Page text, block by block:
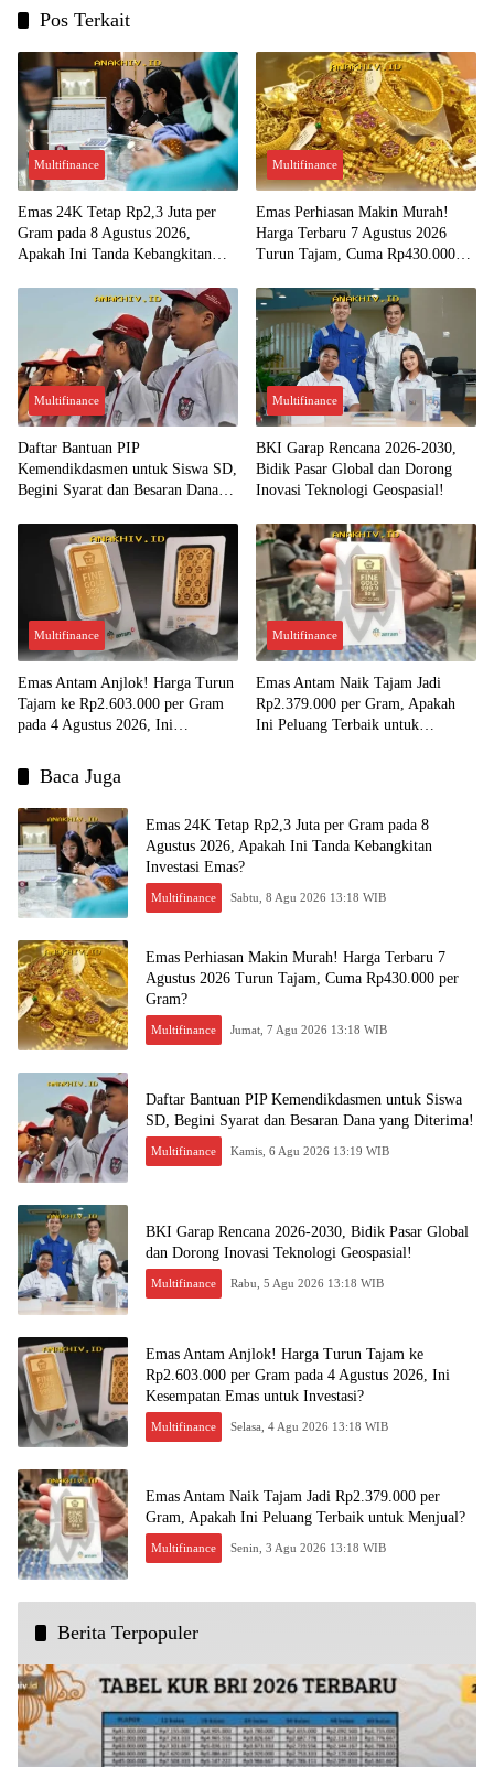
Pos Terkait
Multifinance
Emas 24K Tetap Rp2,3 Juta per
Gram pada 8 Agustus 2026,
Apakah Ini Tanda Kebangkitan
Multifinance
Emas Perhiasan Makin Murah!
Harga Terbaru 7 Agustus 2026
Turun Tajam, Cuma Rp430.000
Multifinance
Daftar Bantuan PIP
Kemendikdasmen untuk Siswa SD,
Begini Syarat dan Besaran Dana
Multifinance
BKI Garap Rencana 2026-2030,
Bidik Pasar Global dan Dorong
Inovasi Teknologi Geospasial!
Multifinance
Emas Antam Anjlok! Harga Turun
Tajam ke Rp2.603.000 per Gram
pada 4 Agustus 2026, Ini
Multifinance
Emas Antam Naik Tajam Jadi
Rp2.379.000 per Gram, Apakah
Ini Peluang Terbaik untuk
Baca Juga
Emas 24K Tetap Rp2,3 Juta per Gram pada 8
Agustus 2026, Apakah Ini Tanda Kebangkitan
Investasi Emas?
Multifinance Sabtu, 8 Agu 2026 13:18 WIB
Emas Perhiasan Makin Murah! Harga Terbaru 7
Agustus 2026 Turun Tajam, Cuma Rp430.000 per
Gram?
Multifinance Jumat, 7 Agu 2026 13:18 WIB
Daftar Bantuan PIP Kemendikdasmen untuk Siswa
SD, Begini Syarat dan Besaran Dana yang Diterima!
Multifinance Kamis, 6 Agu 2026 13:19 WIB
BKI Garap Rencana 2026-2030, Bidik Pasar Global
dan Dorong Inovasi Teknologi Geospasial!
Multifinance Rabu, 5 Agu 2026 13:18 WIB
Emas Antam Anjlok! Harga Turun Tajam ke
Rp2.603.000 per Gram pada 4 Agustus 2026, Ini
Kesempatan Emas untuk Investasi?
Multifinance Selasa, 4 Agu 2026 13:18 WIB
Emas Antam Naik Tajam Jadi Rp2.379.000 per
Gram, Apakah Ini Peluang Terbaik untuk Menjual?
Multifinance Senin, 3 Agu 2026 13:18 WIB
Berita Terpopuler